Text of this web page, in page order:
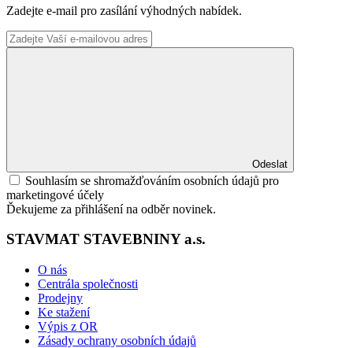
Zadejte e-mail pro zasílání výhodných nabídek.
Odeslat
Souhlasím se shromažďováním osobních údajů pro
marketingové účely
Ďekujeme za přihlášení na odběr novinek.
STAVMAT STAVEBNINY a.s.
O nás
Centrála společnosti
Prodejny
Ke stažení
Výpis z OR
Zásady ochrany osobních údajů